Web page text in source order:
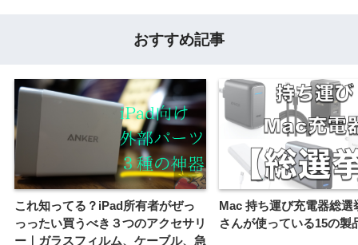
おすすめ記事
これ知ってる？iPad所有者がぜっ
っったい買うべき３つのアクセサリ
ー｜ガラスフィルム、ケーブル、急
Mac 持ち運び充電器総選
さんが使っている15の製